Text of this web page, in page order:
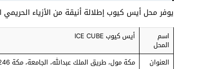
يوفر محل أيس كيوب إطلالة أنيقة من الأزياء الحريمي
اسم
المحل
أيس كيوب ICE CUBE
العنوان
مكة مول، طريق الملك عبدالله، الجامعة، مكة 24246، المملكة العربية السعودية